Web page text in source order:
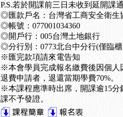
P.S.若於開課前三日未收到延開課
◎匯款戶名：台灣省工商安全衛生
◎帳號：077001034360
◎開戶行：005台灣土地銀行
◎分行別：0773北台中分行(僅臨
※匯完款項請來電告知
※本會學員完成報名繳費後因個人
退費申請者，退還當期學費70%。
※本課程應準時出席，開課逾15
課不予發證。